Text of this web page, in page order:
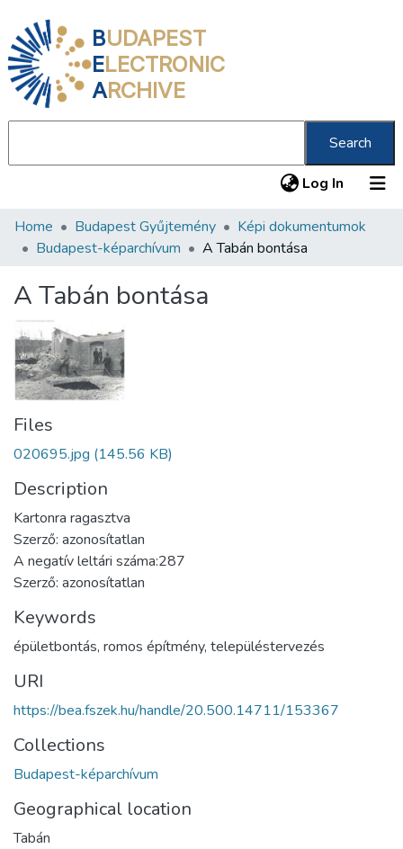
BUDAPEST
ELECTRONIC
ARCHIVE
Search
Log In (current)
Communities & Collections
Statistics
About us
Home Budapest Gyűjtemény
Képi dokumentumok
Budapest-képarchívum
A Tabán bontása
A Tabán bontása
Files
020695.jpg (145.56 KB)
Description
Kartonra ragasztva
Szerző: azonosítatlan
A negatív leltári száma:287
Szerző: azonosítatlan
Keywords
épületbontás, romos építmény, településtervezés
URI
https://bea.fszek.hu/handle/20.500.14711/153367
Collections
Budapest-képarchívum
Geographical location
Tabán